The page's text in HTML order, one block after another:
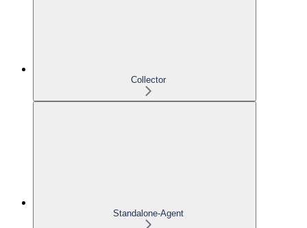
Collector
Standalone-Agent